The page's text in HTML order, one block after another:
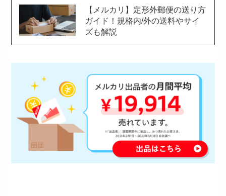
【メルカリ】定形外郵便の送り方
ガイド！規格内/外の送料やサイ
ズも解説